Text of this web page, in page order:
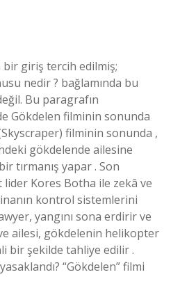
giriş tercih edilmiş;
nedir ? bağlamında bu
Bu paragrafın
Gökdelen filminin sonunda
filminin sonunda ,
gökdelende ailesine
tırmanış yapar . Son
lider Kores Botha ile zekâ ve
kontrol sistemlerini
yangını sona erdirir ve
ailesi, gökdelenin helikopter
bir şekilde tahliye edilir .
“Gökdelen” filmi